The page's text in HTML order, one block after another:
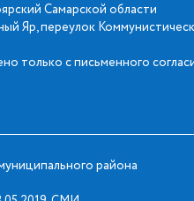
Самарской области
Яр, переулок
только с письменного
района